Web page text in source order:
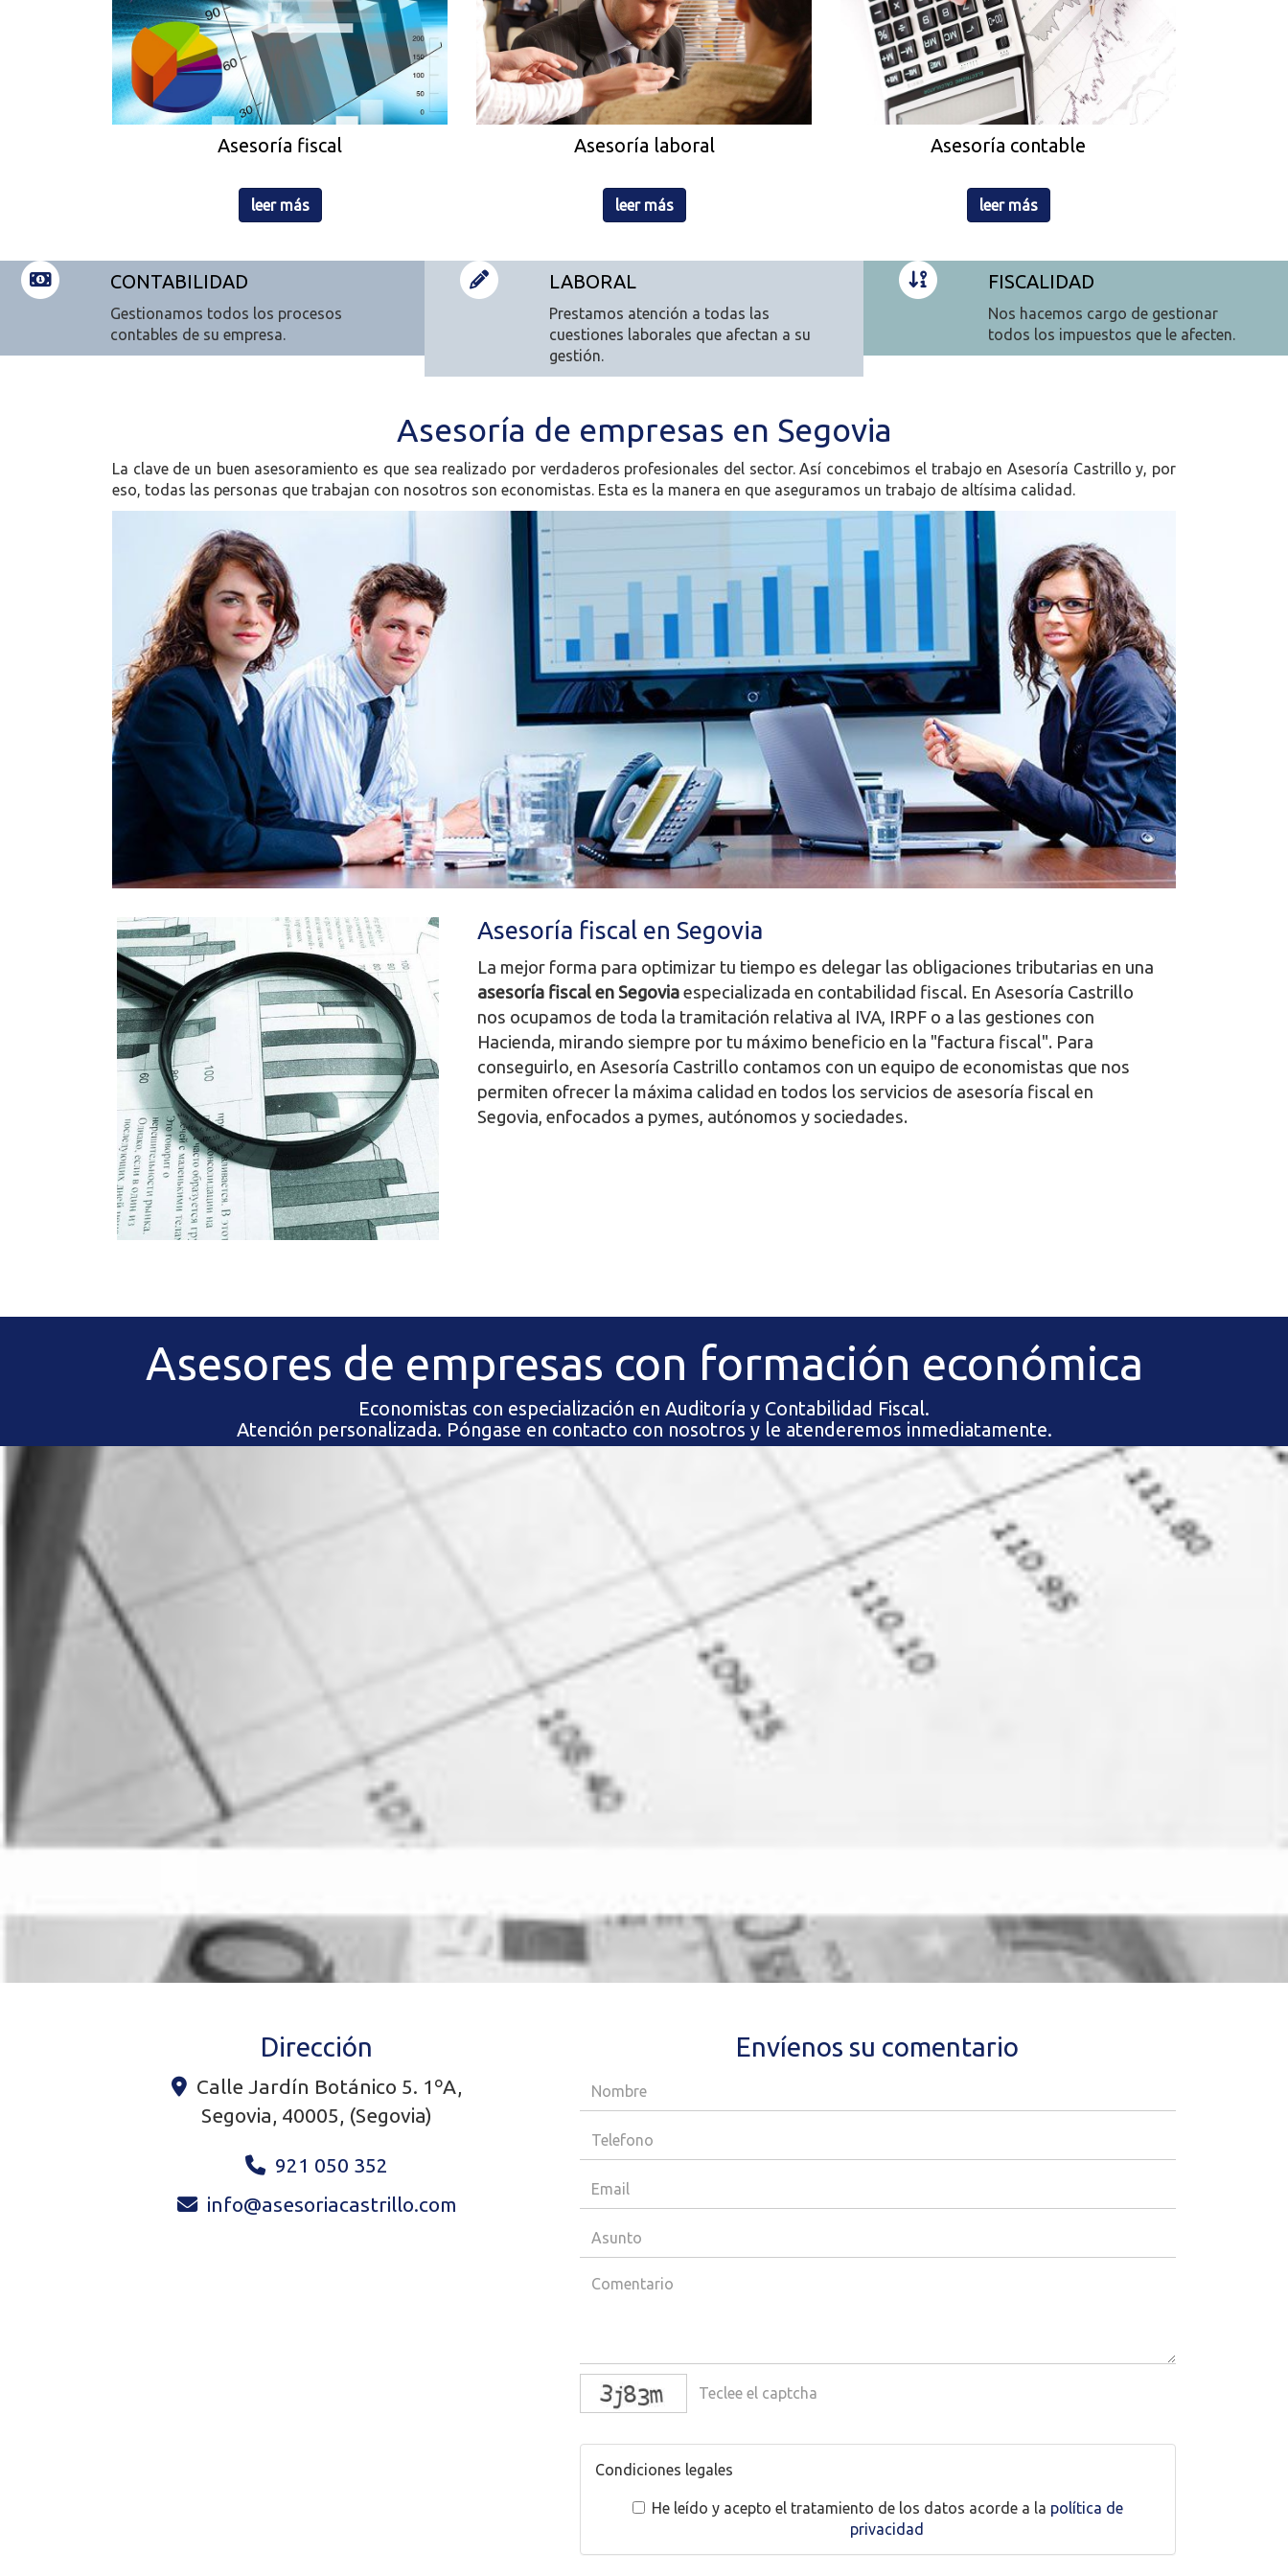
Asesoría fiscal
leer más
Asesoría laboral
leer más
Asesoría contable
leer más
CONTABILIDAD
Gestionamos todos los procesos
contables de su empresa.
LABORAL
Prestamos atención a todas las
cuestiones laborales que afectan a su
gestión.
FISCALIDAD
Nos hacemos cargo de gestionar
todos los impuestos que le afecten.
Asesoría de empresas en Segovia
La clave de un buen asesoramiento es que sea realizado por verdaderos profesionales del sector. Así concebimos el trabajo en Asesoría Castrillo y, por
eso, todas las personas que trabajan con nosotros son economistas. Esta es la manera en que aseguramos un trabajo de altísima calidad.
Asesoría fiscal en Segovia
La mejor forma para optimizar tu tiempo es delegar las obligaciones tributarias en una
asesoría fiscal en Segovia especializada en contabilidad fiscal. En Asesoría Castrillo
nos ocupamos de toda la tramitación relativa al IVA, IRPF o a las gestiones con
Hacienda, mirando siempre por tu máximo beneficio en la "factura fiscal". Para
conseguirlo, en Asesoría Castrillo contamos con un equipo de economistas que nos
permiten ofrecer la máxima calidad en todos los servicios de asesoría fiscal en
Segovia, enfocados a pymes, autónomos y sociedades.
Asesores de empresas con formación económica
Economistas con especialización en Auditoría y Contabilidad Fiscal.
Atención personalizada. Póngase en contacto con nosotros y le atenderemos inmediatamente.
Dirección
Calle Jardín Botánico 5. 1ºA,
Segovia 40005 (Segovia)
921 050 352
info
asesoriacastrillo.com
Envíenos su comentario
Condiciones legales
He leído y acepto el tratamiento de los datos acorde a la política de
privacidad